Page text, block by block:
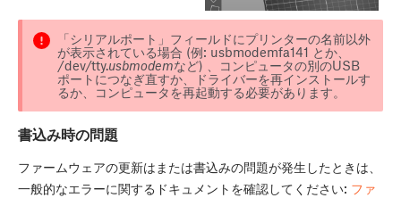
「シリアルポート」フィールドにプリンターの名前以外
が表示されている場合 (例: usbmodemfa141 とか、
/dev/tty.usbmodemなど) 、コンピュータの別のUSB
ポートにつなぎ直すか、ドライバーを再インストールす
るか、コンピュータを再起動する必要があります。
書込み時の問題
ファームウェアの更新はまたは書込みの問題が発生したときは、
一般的なエラーに関するドキュメントを確認してください: ファ